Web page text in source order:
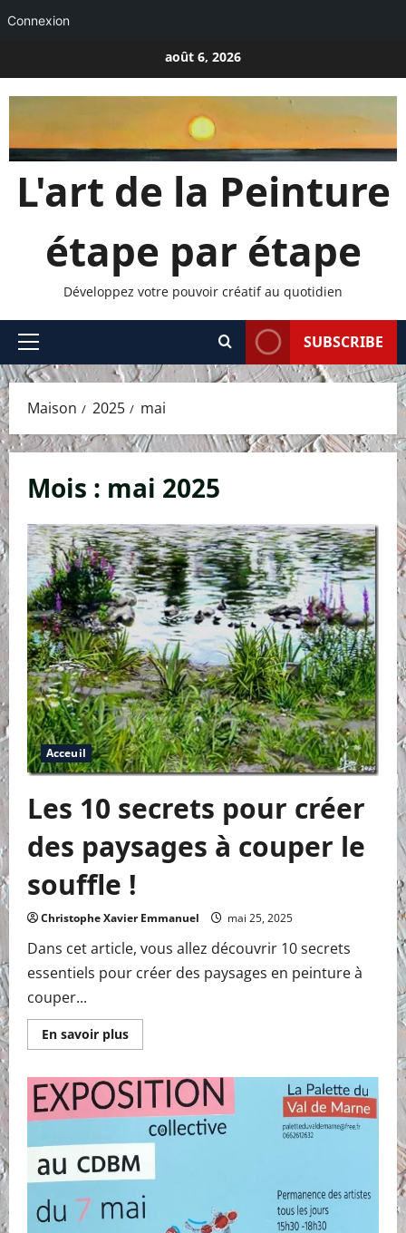
Connexion
au
contenu
août 6, 2026
L'art de la Peinture
étape par étape
Développez votre pouvoir créatif au quotidien
Menu
principal
SUBSCRIBE
Maison 2025 mai
Mois : mai 2025
Acceuil
Les 10 secrets pour créer
des paysages à couper le
souffle !
Christophe Xavier Emmanuel mai 25, 2025
Dans cet article, vous allez découvrir 10 secrets
essentiels pour créer des paysages en peinture à
couper...
En savoir plusEn
savoir
Les
10
secrets
pour
créer
des
paysages
à
couper
le
souffle
!